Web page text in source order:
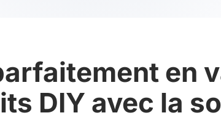
en
DIY avec la